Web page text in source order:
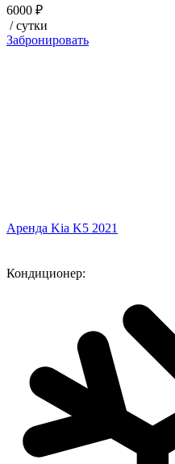
6000 ₽
/ сутки
Забронировать
Аренда Kia K5 2021
Кондиционер: